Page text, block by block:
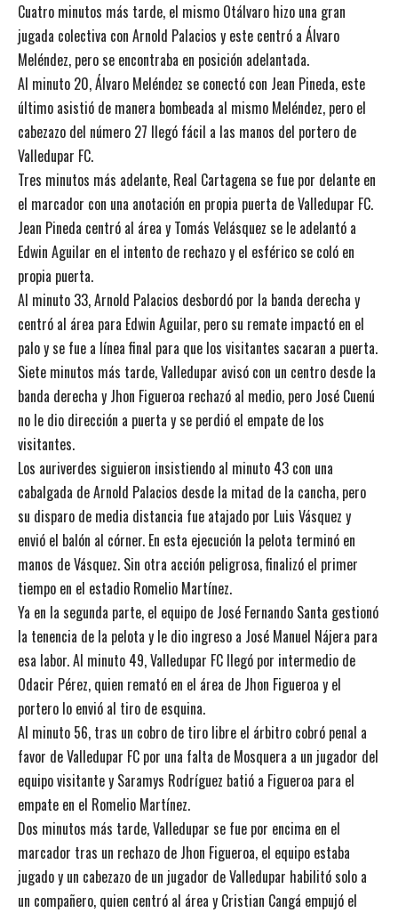
Cuatro minutos más tarde, el mismo Otálvaro hizo una gran
jugada colectiva con Arnold Palacios y este centró a Álvaro
Meléndez, pero se encontraba en posición adelantada.
Al minuto 20, Álvaro Meléndez se conectó con Jean Pineda, este
último asistió de manera bombeada al mismo Meléndez, pero el
cabezazo del número 27 llegó fácil a las manos del portero de
Valledupar FC.
Tres minutos más adelante, Real Cartagena se fue por delante en
el marcador con una anotación en propia puerta de Valledupar FC.
Jean Pineda centró al área y Tomás Velásquez se le adelantó a
Edwin Aguilar en el intento de rechazo y el esférico se coló en
propia puerta.
Al minuto 33, Arnold Palacios desbordó por la banda derecha y
centró al área para Edwin Aguilar, pero su remate impactó en el
palo y se fue a línea final para que los visitantes sacaran a puerta.
Siete minutos más tarde, Valledupar avisó con un centro desde la
banda derecha y Jhon Figueroa rechazó al medio, pero José Cuenú
no le dio dirección a puerta y se perdió el empate de los
visitantes.
Los auriverdes siguieron insistiendo al minuto 43 con una
cabalgada de Arnold Palacios desde la mitad de la cancha, pero
su disparo de media distancia fue atajado por Luis Vásquez y
envió el balón al córner. En esta ejecución la pelota terminó en
manos de Vásquez. Sin otra acción peligrosa, finalizó el primer
tiempo en el estadio Romelio Martínez.
Ya en la segunda parte, el equipo de José Fernando Santa gestionó
la tenencia de la pelota y le dio ingreso a José Manuel Nájera para
esa labor. Al minuto 49, Valledupar FC llegó por intermedio de
Odacir Pérez, quien remató en el área de Jhon Figueroa y el
portero lo envió al tiro de esquina.
Al minuto 56, tras un cobro de tiro libre el árbitro cobró penal a
favor de Valledupar FC por una falta de Mosquera a un jugador del
equipo visitante y Saramys Rodríguez batió a Figueroa para el
empate en el Romelio Martínez.
Dos minutos más tarde, Valledupar se fue por encima en el
marcador tras un rechazo de Jhon Figueroa, el equipo estaba
jugado y un cabezazo de un jugador de Valledupar habilitó solo a
un compañero, quien centró al área y Cristian Cangá empujó el